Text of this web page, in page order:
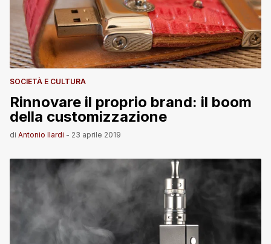
SOCIETÀ E CULTURA
Rinnovare il proprio brand: il boom
della customizzazione
di Antonio Ilardi - 23 aprile 2019